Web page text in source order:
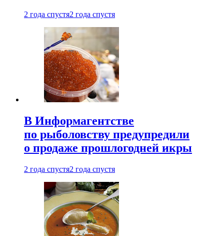
2 года спустя2 года спустя
В Информагентстве
по рыболовству предупредили
о продаже прошлогодней икры
2 года спустя2 года спустя